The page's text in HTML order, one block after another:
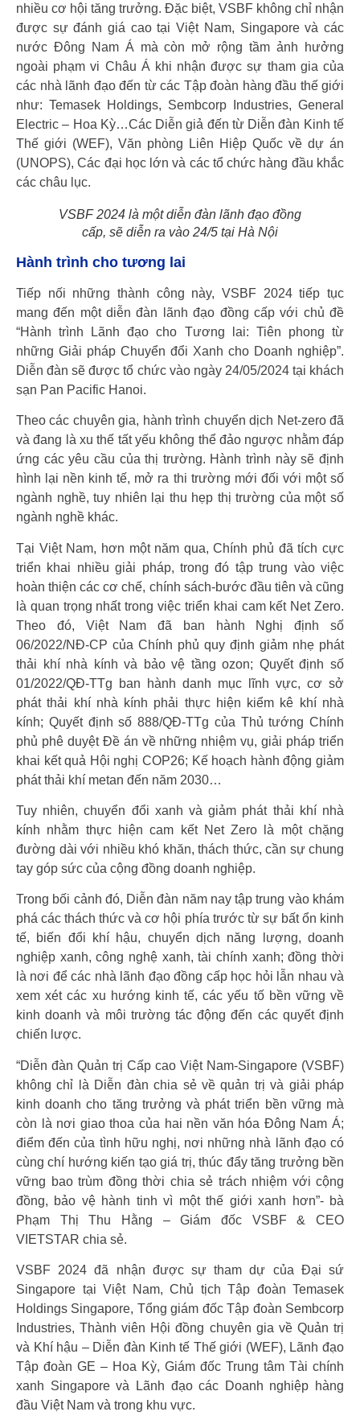
nhiều cơ hội tăng trưởng. Đặc biệt, VSBF không chỉ nhận
được sự đánh giá cao tại Việt Nam, Singapore và các
nước Đông Nam Á mà còn mở rộng tầm ảnh hưởng
ngoài phạm vi Châu Á khi nhận được sự tham gia của
các nhà lãnh đạo đến từ các Tập đoàn hàng đầu thế giới
như: Temasek Holdings, Sembcorp Industries, General
Electric – Hoa Kỳ…Các Diễn giả đến từ Diễn đàn Kinh tế
Thế giới (WEF), Văn phòng Liên Hiệp Quốc về dự án
(UNOPS), Các đại học lớn và các tổ chức hàng đầu khắc
các châu lục.
VSBF 2024 là một diễn đàn lãnh đạo đồng
cấp, sẽ diễn ra vào 24/5 tại Hà Nội
Hành trình cho tương lai
Tiếp nối những thành công này, VSBF 2024 tiếp tục
mang đến một diễn đàn lãnh đạo đồng cấp với chủ đề
“Hành trình Lãnh đạo cho Tương lai: Tiên phong từ
những Giải pháp Chuyển đổi Xanh cho Doanh nghiệp”.
Diễn đàn sẽ được tổ chức vào ngày 24/05/2024 tại khách
sạn Pan Pacific Hanoi.
Theo các chuyên gia, hành trình chuyển dịch Net-zero đã
và đang là xu thế tất yếu không thể đảo ngược nhằm đáp
ứng các yêu cầu của thị trường. Hành trình này sẽ định
hình lại nền kinh tế, mở ra thi trường mới đối với một số
ngành nghề, tuy nhiên lại thu hẹp thị trường của một số
ngành nghề khác.
Tại Việt Nam, hơn một năm qua, Chính phủ đã tích cực
triển khai nhiều giải pháp, trong đó tập trung vào việc
hoàn thiện các cơ chế, chính sách-bước đầu tiên và cũng
là quan trọng nhất trong việc triển khai cam kết Net Zero.
Theo đó, Việt Nam đã ban hành Nghị định số
06/2022/NĐ-CP của Chính phủ quy định giảm nhẹ phát
thải khí nhà kính và bảo vệ tầng ozon; Quyết định số
01/2022/QĐ-TTg ban hành danh mục lĩnh vực, cơ sở
phát thải khí nhà kính phải thực hiện kiểm kê khí nhà
kính; Quyết định số 888/QĐ-TTg của Thủ tướng Chính
phủ phê duyệt Đề án về những nhiệm vụ, giải pháp triển
khai kết quả Hội nghị COP26; Kế hoạch hành động giảm
phát thải khí metan đến năm 2030…
Tuy nhiên, chuyển đổi xanh và giảm phát thải khí nhà
kính nhằm thực hiện cam kết Net Zero là một chặng
đường dài với nhiều khó khăn, thách thức, cần sự chung
tay góp sức của cộng đồng doanh nghiệp.
Trong bối cảnh đó, Diễn đàn năm nay tập trung vào khám
phá các thách thức và cơ hội phía trước từ sự bất ổn kinh
tế, biến đổi khí hậu, chuyển dịch năng lượng, doanh
nghiệp xanh, công nghệ xanh, tài chính xanh; đồng thời
là nơi để các nhà lãnh đạo đồng cấp học hỏi lẫn nhau và
xem xét các xu hướng kinh tế, các yếu tố bền vững về
kinh doanh và môi trường tác động đến các quyết định
chiến lược.
“Diễn đàn Quản trị Cấp cao Việt Nam-Singapore (VSBF)
không chỉ là Diễn đàn chia sẻ về quản trị và giải pháp
kinh doanh cho tăng trưởng và phát triển bền vững mà
còn là nơi giao thoa của hai nền văn hóa Đông Nam Á;
điểm đến của tình hữu nghị, nơi những nhà lãnh đạo có
cùng chí hướng kiến tạo giá trị, thúc đẩy tăng trưởng bền
vững bao trùm đồng thời chia sẻ trách nhiệm với cộng
đồng, bảo vệ hành tinh vì một thế giới xanh hơn”- bà
Phạm Thị Thu Hằng – Giám đốc VSBF & CEO
VIETSTAR chia sẻ.
VSBF 2024 đã nhận được sự tham dự của Đại sứ
Singapore tại Việt Nam, Chủ tịch Tập đoàn Temasek
Holdings Singapore, Tổng giám đốc Tập đoàn Sembcorp
Industries, Thành viên Hội đồng chuyên gia về Quản trị
và Khí hậu – Diễn đàn Kinh tế Thế giới (WEF), Lãnh đạo
Tập đoàn GE – Hoa Kỳ, Giám đốc Trung tâm Tài chính
xanh Singapore và Lãnh đạo các Doanh nghiệp hàng
đầu Việt Nam và trong khu vực.